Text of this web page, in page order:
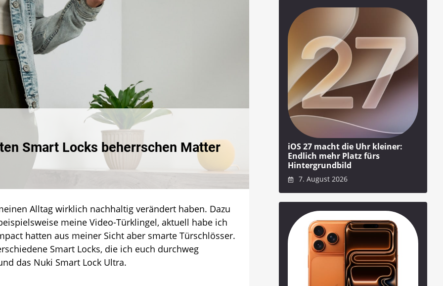
Smart Locks beherrschen Matter
Alltag wirklich nachhaltig verändert haben. Dazu
meine Video-Türklingel, aktuell habe ich
hatten aus meiner Sicht aber smarte Türschlösser.
Smart Locks, die ich euch durchweg
das Nuki Smart Lock Ultra.
iOS 27 macht die Uhr kleiner:
Endlich mehr Platz fürs
Hintergrundbild
7. August 2026